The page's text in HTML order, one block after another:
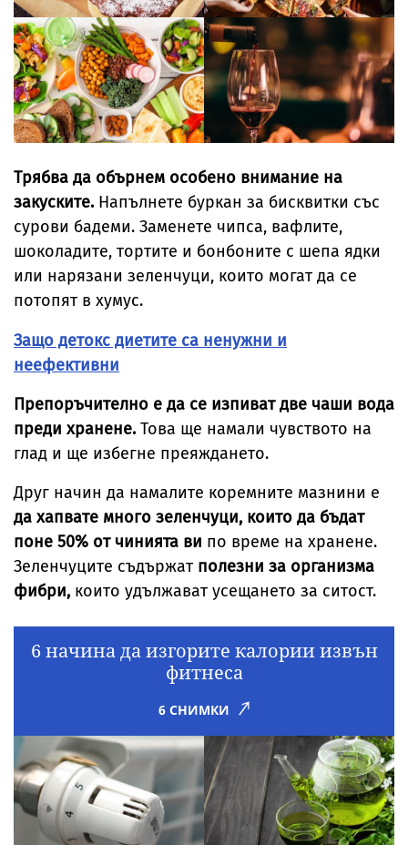
Трябва да обърнем особено внимание на
закуските. Напълнете буркан за бисквитки със
сурови бадеми. Заменете чипса, вафлите,
шоколадите, тортите и бонбоните с шепа ядки
или нарязани зеленчуци, които могат да се
потопят в хумус.
Защо детокс диетите са ненужни и
неефективни
Препоръчително е да се изпиват две чаши вода
преди хранене.Това ще намали чувството на
глад и ще избегне преяждането.
Друг начин да намалите коремните мазнини е
да хапвате много зеленчуци, които да бъдат
поне 50% от чинията ви по време на хранене.
Зеленчуците съдържат полезни за организма
фибри, които удължават усещането за ситост.
6 начина да изгорите калории извън
фитнеса
6 СНИМКИ